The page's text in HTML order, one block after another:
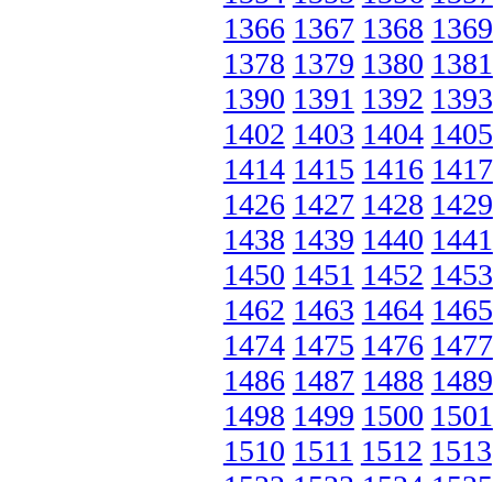
1366 1367 1368 1369
1378 1379 1380 1381
1390 1391 1392 1393
1402 1403 1404 1405
1414 1415 1416 1417
1426 1427 1428 1429
1438 1439 1440 1441
1450 1451 1452 1453
1462 1463 1464 1465
1474 1475 1476 1477
1486 1487 1488 1489
1498 1499 1500 1501
1510 1511 1512 1513